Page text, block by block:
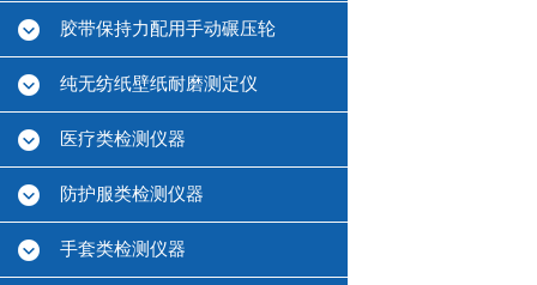
胶带保持力配用手动碾压轮
纯无纺纸壁纸耐磨测定仪
医疗类检测仪器
防护服类检测仪器
手套类检测仪器